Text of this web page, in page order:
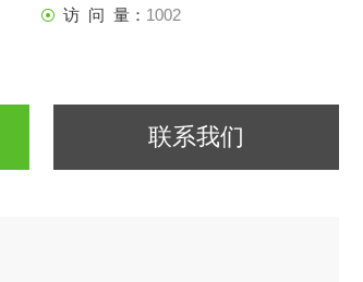
访 问 量： 1002
联系我们